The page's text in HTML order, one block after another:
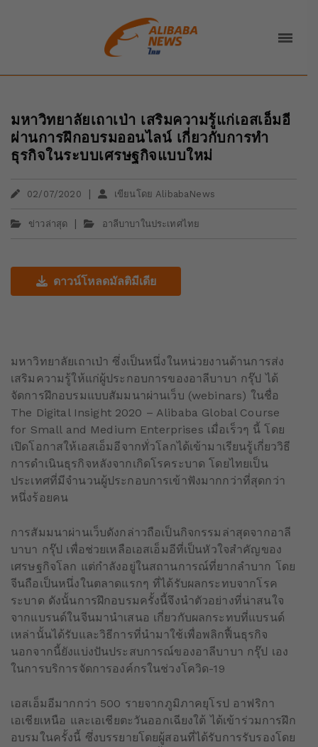
มหาวิทยาลัยเถาเป่า เสริมความรู้แก่เอสเอ็มอี
ผ่านการฝึกอบรมออนไลน์ เกี่ยวกับการทำ
ธุรกิจในระบบเศรษฐกิจแบบใหม่
02/07/2020 | เขียนโดย AlibabaNews
ข่าวล่าสุด | อาลีบาบาในประเทศไทย
ดาวน์โหลดมัลติมีเดีย
มหาวิทยาลัยเถาเป่า ซึ่งเป็นหนึ่งในหน่วยงานด้านการส่ง
เสริมความรู้ให้แก่ผู้ประกอบการของอาลีบาบา กรุ๊ป ได้
จัดการฝึกอบรมแบบสัมมนาผ่านเว็บ (webinars) ในชื่อ
The Digital Insight 2020 – Alibaba Global Course
for Small and Medium Enterprises เมื่อเร็วๆ นี้ โดย
เปิดโอกาสให้เอสเอ็มอีจากทั่วโลกได้เข้ามาเรียนรู้เกี่ยววิธี
การดำเนินธุรกิจหลังจากเกิดโรคระบาด โดยไทยเป็น
ประเทศที่มีจำนวนผู้ประกอบการเข้าฟังมากกว่าที่สุดกว่า
หนึ่งร้อยคน
การสัมมนาผ่านเว็บดังกล่าวถือเป็นกิจกรรมล่าสุดจากอาลี
บาบา กรุ๊ป เพื่อช่วยเหลือเอสเอ็มอีที่เป็นหัวใจสำคัญของ
เศรษฐกิจโลก แต่กำลังอยู่ในสถานการณ์ที่ยากลำบาก โดย
จีนถือเป็นหนึ่งในตลาดแรกๆ ที่ได้รับผลกระทบจากโรค
ระบาด ดังนั้นการฝึกอบรมครั้งนี้จึงนำตัวอย่างที่น่าสนใจ
จากแบรนด์ในจีนมานำเสนอ เกี่ยวกับผลกระทบที่แบรนด์
เหล่านั้นได้รับและวิธีการที่นำมาใช้เพื่อพลิกฟื้นธุรกิจ
นอกจากนี้ยังแบ่งปันประสบการณ์ของอาลีบาบา กรุ๊ป เอง
ในการบริการจัดการองค์กรในช่วงโควิด-19
เอสเอ็มอีมากกว่า 500 รายจากภูมิภาคยุโรป อาฟริกา
เอเชียเหนือ และเอเชียตะวันออกเฉียงใต้ ได้เข้าร่วมการฝึก
อบรมในครั้งนี้ ซึ่งบรรยายโดยผู้สอนที่ได้รับการรับรองโดย